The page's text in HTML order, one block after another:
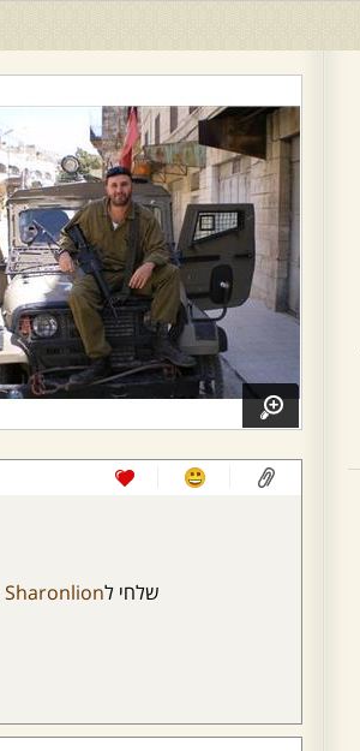
שלחי לSharonlion